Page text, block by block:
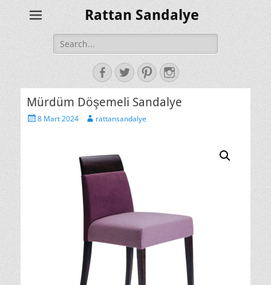
Rattan Sandalye
Search
for:
Facebook
TwitterPinterestInstagram
Mürdüm Döşemeli Sandalye
Posted8 Mart 2024 Authorrattansandalye